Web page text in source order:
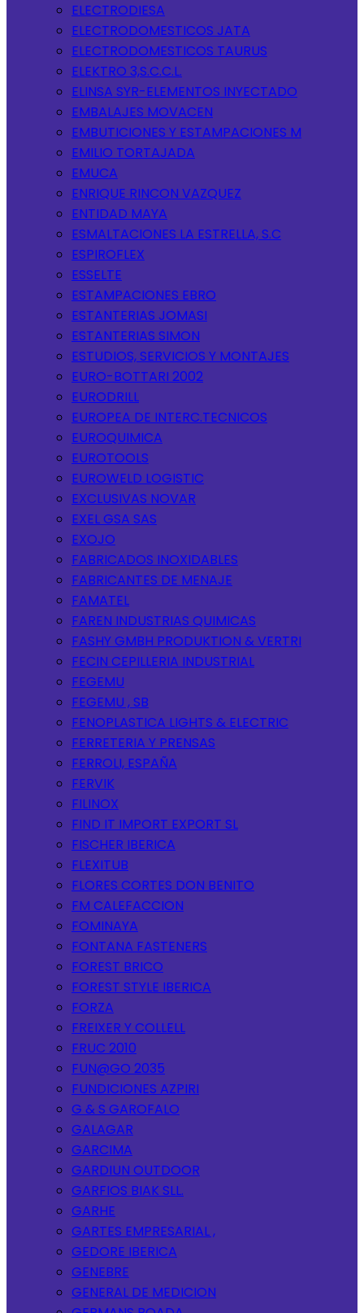
ELECTRODIESA
ELECTRODOMESTICOS JATA
ELECTRODOMESTICOS TAURUS
ELEKTRO 3,S.C.C.L.
ELINSA SYR-ELEMENTOS INYECTADO
EMBALAJES MOVACEN
EMBUTICIONES Y ESTAMPACIONES M
EMILIO TORTAJADA
EMUCA
ENRIQUE RINCON VAZQUEZ
ENTIDAD MAYA
ESMALTACIONES LA ESTRELLA, S.C
ESPIROFLEX
ESSELTE
ESTAMPACIONES EBRO
ESTANTERIAS JOMASI
ESTANTERIAS SIMON
ESTUDIOS, SERVICIOS Y MONTAJES
EURO-BOTTARI 2002
EURODRILL
EUROPEA DE INTERC.TECNICOS
EUROQUIMICA
EUROTOOLS
EUROWELD LOGISTIC
EXCLUSIVAS NOVAR
EXEL GSA SAS
EXOJO
FABRICADOS INOXIDABLES
FABRICANTES DE MENAJE
FAMATEL
FAREN INDUSTRIAS QUIMICAS
FASHY GMBH PRODUKTION & VERTRI
FECIN CEPILLERIA INDUSTRIAL
FEGEMU
FEGEMU , SB
FENOPLASTICA LIGHTS & ELECTRIC
FERRETERIA Y PRENSAS
FERROLI, ESPAÑA
FERVIK
FILINOX
FIND IT IMPORT EXPORT SL
FISCHER IBERICA
FLEXITUB
FLORES CORTES DON BENITO
FM CALEFACCION
FOMINAYA
FONTANA FASTENERS
FOREST BRICO
FOREST STYLE IBERICA
FORZA
FREIXER Y COLLELL
FRUC 2010
FUN@GO 2035
FUNDICIONES AZPIRI
G & S GAROFALO
GALAGAR
GARCIMA
GARDIUN OUTDOOR
GARFIOS BIAK SLL.
GARHE
GARTES EMPRESARIAL ,
GEDORE IBERICA
GENEBRE
GENERAL DE MEDICION